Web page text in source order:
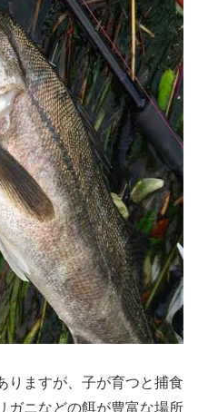
りますが、子が育つと捕食
ガニなどの餌が豊富な場所